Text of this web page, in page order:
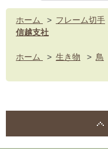
ホーム > フレーム切手
信越支社
ホーム > 生き物 > 鳥